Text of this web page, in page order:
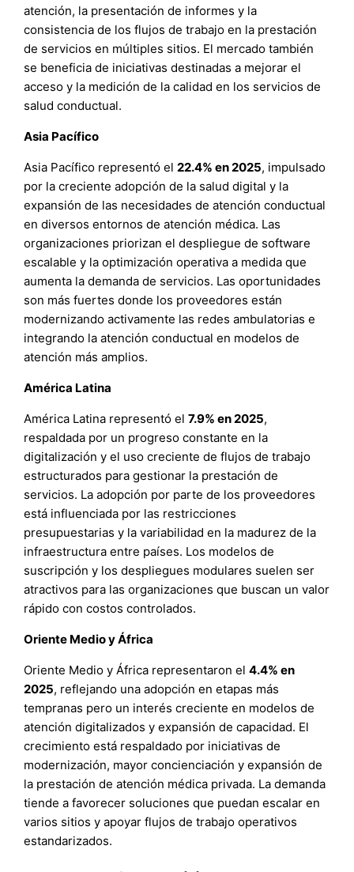
atención, la presentación de informes y la
consistencia de los flujos de trabajo en la prestación
de servicios en múltiples sitios. El mercado también
se beneficia de iniciativas destinadas a mejorar el
acceso y la medición de la calidad en los servicios de
salud conductual.
Asia Pacífico
Asia Pacífico representó el 22.4% en 2025, impulsado
por la creciente adopción de la salud digital y la
expansión de las necesidades de atención conductual
en diversos entornos de atención médica. Las
organizaciones priorizan el despliegue de software
escalable y la optimización operativa a medida que
aumenta la demanda de servicios. Las oportunidades
son más fuertes donde los proveedores están
modernizando activamente las redes ambulatorias e
integrando la atención conductual en modelos de
atención más amplios.
América Latina
América Latina representó el7.9% en 2025,
respaldada por un progreso constante en la
digitalización y el uso creciente de flujos de trabajo
estructurados para gestionar la prestación de
servicios. La adopción por parte de los proveedores
está influenciada por las restricciones
presupuestarias y la variabilidad en la madurez de la
infraestructura entre países. Los modelos de
suscripción y los despliegues modulares suelen ser
atractivos para las organizaciones que buscan un valor
rápido con costos controlados.
Oriente Medio y África
Oriente Medio y África representaron el4.4% en
2025, reflejando una adopción en etapas más
tempranas pero un interés creciente en modelos de
atención digitalizados y expansión de capacidad. El
crecimiento está respaldado por iniciativas de
modernización, mayor concienciación y expansión de
la prestación de atención médica privada. La demanda
tiende a favorecer soluciones que puedan escalar en
varios sitios y apoyar flujos de trabajo operativos
estandarizados.